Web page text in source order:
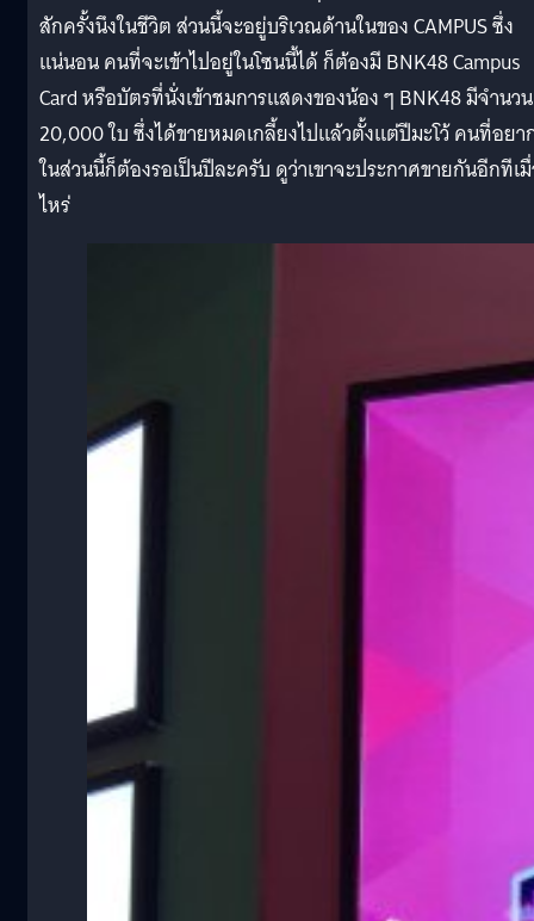
สักครั้งนึงในชีวิต ส่วนนี้จะอยู่บริเวณด้านในของ CAMPUS ซึ่ง
แน่นอน คนที่จะเข้าไปอยู่ในโซนนี้ได้ ก็ต้องมี BNK48 Campus
Card หรือบัตรที่นั่งเข้าชมการแสดงของน้อง ๆ BNK48 มีจำนวน
20,000 ใบ ซึ่งได้ขายหมดเกลี้ยงไปแล้วตั้งแต่ปีมะโว้ คนที่อย
ในส่วนนี้ก็ต้องรอเป็นปีละครับ ดูว่าเขาจะประกาศขายกันอีกทีเ
ไหร่